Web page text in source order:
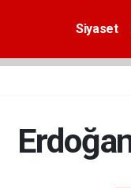
Siyaset